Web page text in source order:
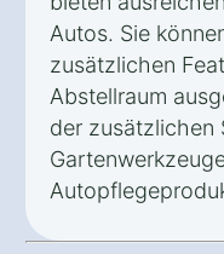
Autos. Sie
zusätzlichen
Abstellraum
der zusätzlichen